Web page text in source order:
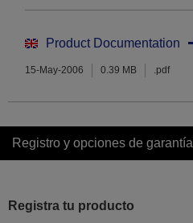
Product Documentation
15-May-2006 0.39 MB .pdf
Registro y opciones de garantía
Registra tu producto